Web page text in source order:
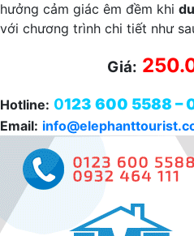
hưởng cảm giác êm đềm khi
với chương trình chi tiết như
Giá:
Hotline: 0123 600 5588 –
Email: